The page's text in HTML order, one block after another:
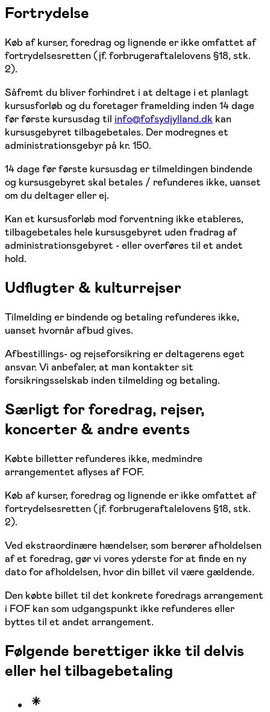
Fortrydelse
Køb af kurser, foredrag og lignende er ikke omfattet af
fortrydelsesretten (jf. forbrugeraftalelovens §18, stk.
2).
Såfremt du bliver forhindret i at deltage i et planlagt
kursusforløb og du foretager framelding inden 14 dage
før første kursusdag til info@fofsydjylland.dk kan
kursusgebyret tilbagebetales. Der modregnes et
administrationsgebyr på kr. 150.
14 dage før første kursusdag er tilmeldingen bindende
og kursusgebyret skal betales / refunderes ikke, uanset
om du deltager eller ej.
Kan et kursusforløb mod forventning ikke etableres,
tilbagebetales hele kursusgebyret uden fradrag af
administrationsgebyret - eller overføres til et andet
hold.
Udflugter & kulturrejser
Tilmelding er bindende og betaling refunderes ikke,
uanset hvornår afbud gives.
Afbestillings- og rejseforsikring er deltagerens eget
ansvar. Vi anbefaler, at man kontakter sit
forsikringsselskab inden tilmelding og betaling.
Særligt for foredrag, rejser,
koncerter & andre events
Købte billetter refunderes ikke, medmindre
arrangementet aflyses af FOF.
Køb af kurser, foredrag og lignende er ikke omfattet af
fortrydelsesretten (jf. forbrugeraftalelovens §18, stk.
2).
Ved ekstraordinære hændelser, som berører afholdelsen
af et foredrag, gør vi vores yderste for at finde en ny
dato for afholdelsen, hvor din billet vil være gældende.
Den købte billet til det konkrete foredrags arrangement
i FOF kan som udgangspunkt ikke refunderes eller
byttes til et andet arrangement.
Følgende berettiger ikke til delvis
eller hel tilbagebetaling